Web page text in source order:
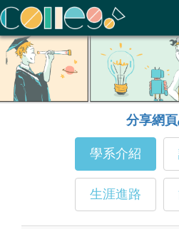
ColleGo! 大學選才與高中育才輔助系
分享網頁
學系介紹
生涯進路